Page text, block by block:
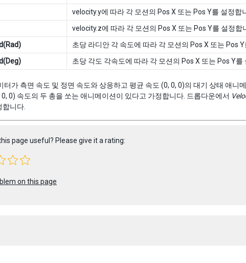
velocity.y에 따라 각 모션의 Pos X 또는 Pos Y를 설정합
velocity.z에 따라 각 모션의 Pos X 또는 Pos Y를 설정합
초당 라디안 각 속도에 따라 각 모션의 Pos X 또는 Pos
초당 각도 각속도에 따라 각 모션의 Pos X 또는 Pos Y를
터가 측면 속도 및 정면 속도와 상응하고 평균 속도 (0, 0, 0)의 대기 상태 애니
0, 0) 속도의 두 총을 쏘는 애니메이션이 있다고 가정합니다. 드롭다운에서
니다.
page useful? Please give it a rating:
on this page